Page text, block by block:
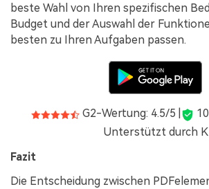
beste Wahl von Ihren spezifischen
Budget und der Auswahl der
besten zu Ihren Aufgaben passen.
G2-Wertung: 4.5/5 |
Unterstützt durch
Fazit
Die Entscheidung zwischen